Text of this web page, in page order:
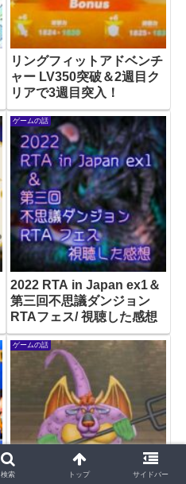
リングフィットアドベンチ
ャー LV350突破＆2週目ク
リアで3週目突入！
ゲームの話
2022 RTA in Japan ex1＆
第三回不思議ダンジョン
RTAフェス/ 視聴した感想
ゲームの話
検索 トップ サイドバー